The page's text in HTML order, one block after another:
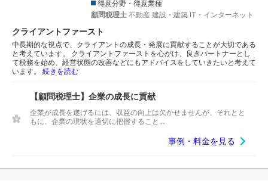
得意分野・得意業種
顧問税理士 不動産 建設・建築 IT・インターネット
クライアントファースト
中長期的な視点で、クライアントの成長・発展に貢献することが大切である
と考えています。 クライアントファーストを心がけ、良きパートナーとし
て税務を始め、経営状態の改善などにもアドバイスをしていきたいと考えて
います。 続きを読む
【顧問税理士】企業の成長に貢献
企業が成長を遂げるには、収益の向上は欠かせませんが、それとと
もに、企業の現状を適切に把握すること...
事例・料金を見る